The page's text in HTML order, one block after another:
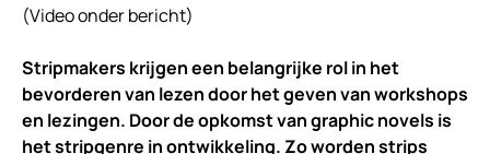
(Video onder bericht)
Stripmakers krijgen een belangrijke rol in het
bevorderen van lezen door het geven van workshops
en lezingen. Door de opkomst van graphic novels is
het stripgenre in ontwikkeling. Zo worden strips